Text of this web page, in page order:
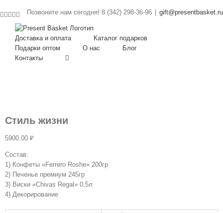
Facebook
Twitter
Instagram
Google+Позвоните нам сегодня! 8 (342) 298-36-96 gift@presentbasket.ru
Доставка и оплата
Каталог подарков
Подарки оптом
О нас
Блог
Контакты
Стиль жизни
5900.00 ₽
Состав:
1) Конфеты «Ferrero Roshe» 200гр
2) Печенье премиум 245гр
3) Виски «Chivas Regal» 0,5л
4) Декорирование